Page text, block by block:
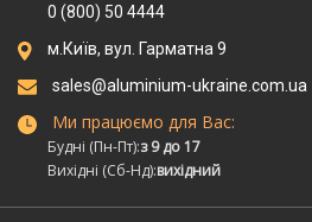
0 (800) 50 4444
м.Київ, вул. Гарматна 9
sales@aluminium-ukraine.com.ua
Ми працюємо для Вас:
Будні (Пн-Пт):з 9 до 17
Вихідні (Сб-Нд):вихідний